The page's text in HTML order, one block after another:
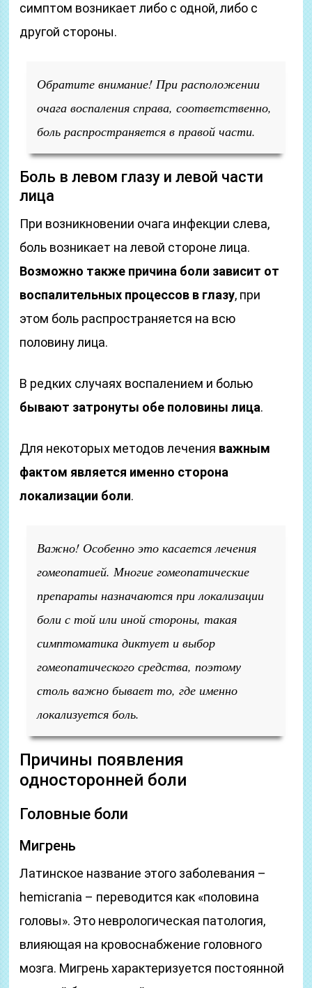
симптом возникает либо с одной, либо с
другой стороны.
Обратите внимание! При расположении
очага воспаления справа, соответственно,
боль распространяется в правой части.
Боль в левом глазу и левой части
лица
При возникновении очага инфекции слева,
боль возникает на левой стороне лица.
Возможно также причина боли зависит от
воспалительных процессов в глазу, при
этом боль распространяется на всю
половину лица.
В редких случаях воспалением и болью
бывают затронуты обе половины лица.
Для некоторых методов лечения важным
фактом является именно сторона
локализации боли.
Важно! Особенно это касается лечения
гомеопатией. Многие гомеопатические
препараты назначаются при локализации
боли с той или иной стороны, такая
симптоматика диктует и выбор
гомеопатического средства, поэтому
столь важно бывает то, где именно
локализуется боль.
Причины появления
односторонней боли
Головные боли
Мигрень
Латинское название этого заболевания –
hemicrania – переводится как «половина
головы». Это неврологическая патология,
влияющая на кровоснабжение головного
мозга. Мигрень характеризуется постоянной